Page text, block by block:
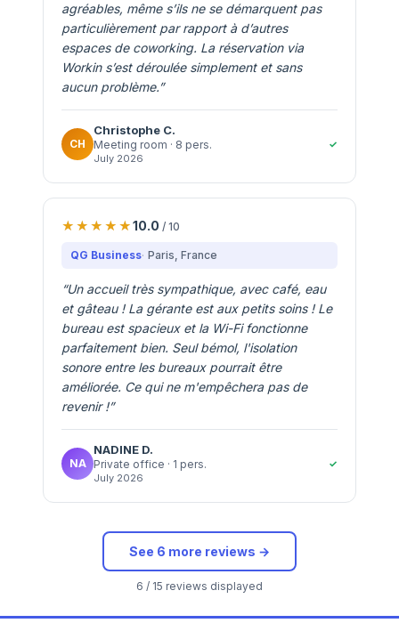
agréables, même s’ils ne se démarquent pas
particulièrement par rapport à d’autres
espaces de coworking. La réservation via
Workin s’est déroulée simplement et sans
aucun problème.”
CH
Christophe C.
Meeting room · 8 pers.
July 2026
✓
10.0 / 10
QG Business Paris, France
“Un accueil très sympathique, avec café, eau
et gâteau ! La gérante est aux petits soins ! Le
bureau est spacieux et la Wi-Fi fonctionne
parfaitement bien. Seul bémol, l'isolation
sonore entre les bureaux pourrait être
améliorée. Ce qui ne m'empêchera pas de
revenir !”
NA
NADINE D.
Private office · 1 pers.
July 2026
✓
See 6 more reviews →
6 / 15 reviews displayed